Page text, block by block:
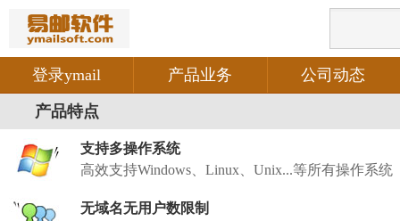
登录ymail 产品业务 公司动态
产品特点
支持多操作系统
高效支持Windows、Linux、Unix...等所有操作系统
无域名无用户数限制